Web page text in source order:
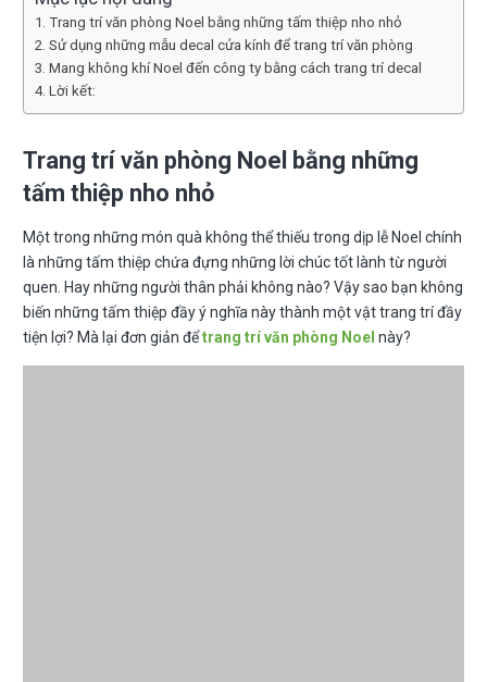
Trang trí văn phòng Noel bằng những tấm thiệp nho nhỏ
Sử dụng những mẫu decal cửa kính để trang trí văn phòng
Mang không khí Noel đến công ty bằng cách trang trí decal
Lời kết:
Trang trí văn phòng Noel bằng những
tấm thiệp nho nhỏ
Một trong những món quà không thể thiếu trong dịp lễ Noel chính
là những tấm thiệp chứa đựng những lời chúc tốt lành từ người
quen. Hay những người thân phải không nào? Vậy sao bạn không
biến những tấm thiệp đầy ý nghĩa này thành một vật trang trí đầy
tiện lợi? Mà lại đơn giản đểtrang trí văn phòng Noel này?